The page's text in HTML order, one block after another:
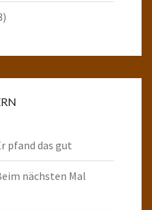
pfand das gut
nächsten Mal